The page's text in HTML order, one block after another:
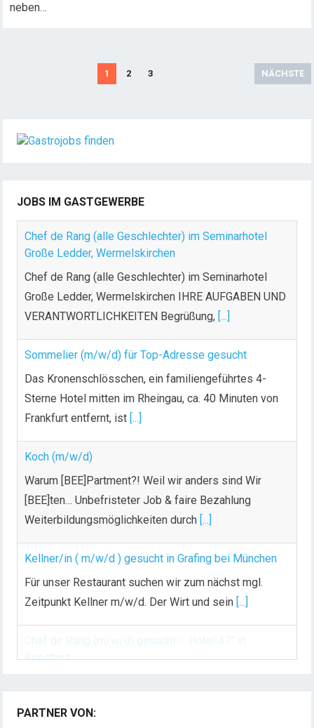
neben…
1 2 3 NÄCHSTE
JOBS IM GASTGEWERBE
Chef de Rang (alle Geschlechter) im Seminarhotel
Große Ledder, Wermelskirchen
Chef de Rang (alle Geschlechter) im Seminarhotel
Große Ledder, Wermelskirchen IHRE AUFGABEN UND
VERANTWORTLICHKEITEN Begrüßung, [...]
Sommelier (m/w/d) für Top-Adresse gesucht
Das Kronenschlösschen, ein familiengeführtes 4-
Sterne Hotel mitten im Rheingau, ca. 40 Minuten von
Frankfurt entfernt, ist [...]
Koch (m/w/d)
Warum [BEE]Partment?! Weil wir anders sind Wir
[BEE]ten… Unbefristeter Job & faire Bezahlung
Weiterbildungsmöglichkeiten durch [...]
Kellner/in ( m/w/d ) gesucht in Grafing bei München
Für unser Restaurant suchen wir zum nächst mgl.
Zeitpunkt Kellner m/w/d. Der Wirt und sein [...]
Konstanz
liebst[...]